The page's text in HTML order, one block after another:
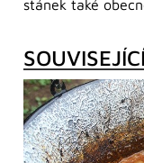
stánek také